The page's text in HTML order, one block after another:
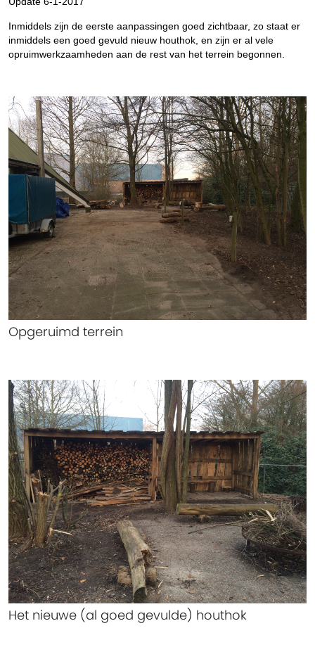
Inmiddels zijn de eerste aanpassingen goed zichtbaar, zo staat er
inmiddels een goed gevuld nieuw houthok, en zijn er al vele
opruimwerkzaamheden aan de rest van het terrein begonnen.
Opgeruimd terrein
Het nieuwe (al goed gevulde) houthok